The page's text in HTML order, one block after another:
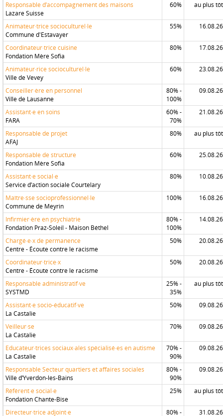
Responsable d’accompagnement des maisons
Lazare Suisse
60% au plus tôt
Animateur·trice socioculturel·le
Commune d'Estavayer
55% 16.08.26
Coordinateur·trice cuisine
Fondation Mère Sofia
80% 17.08.26
Animateur·rice socioculturel·le
Ville de Vevey
60% 23.08.26
Conseiller·ère en personnel
Ville de Lausanne
80% -
100%
09.08.26
Assistant·e en soins
FARA
60% -
70%
21.08.26
Responsable de projet
AFAJ
80% au plus tôt
Responsable de structure
Fondation Mère Sofia
60% 25.08.26
Assistant·e social·e
Service d’action sociale Courtelary
80% 10.08.26
Maître·sse socioprofessionnel·le
Commune de Meyrin
100% 16.08.26
Infirmier·ère en psychiatrie
Fondation Praz-Soleil - Maison Béthel
80% -
100%
14.08.26
Chargé·e·x de permanence
Centre - Écoute contre le racisme
50% 20.08.26
Coordinateur·trice·x
Centre - Écoute contre le racisme
50% 20.08.26
Responsable administratif·ve
SYSTMD
25% -
35%
au plus tôt
Assistant·e socio-éducatif·ve
La Castalie
50% 09.08.26
Veilleur·se
La Castalie
70% 09.08.26
Educateur·trices sociaux·ales spécialisé·es en autisme
La Castalie
70% -
90%
09.08.26
Responsable Secteur quartiers et affaires sociales
Ville d’Yverdon-les-Bains
80% -
90%
09.08.26
Référent·e social·e
Fondation Chante-Bise
25% au plus tôt
Directeur·trice adjoint·e 80% - 31.08.26